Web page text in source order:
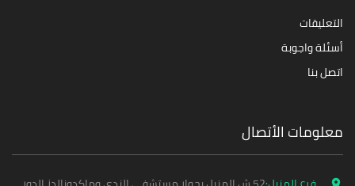
التعليقات
أسئلة واجوبة
اتصل بنا
معلومات الأتصال